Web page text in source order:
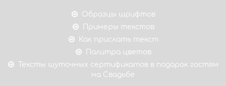
Образцы шрифтов
Примеры текстов
Как прислать текст
Палитра цветов
Тексты шуточных сертификатов в подарок гостям
на Свадьбе